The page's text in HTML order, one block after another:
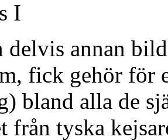
I
delvis annan
fick gehör för
bland alla de
från tyska